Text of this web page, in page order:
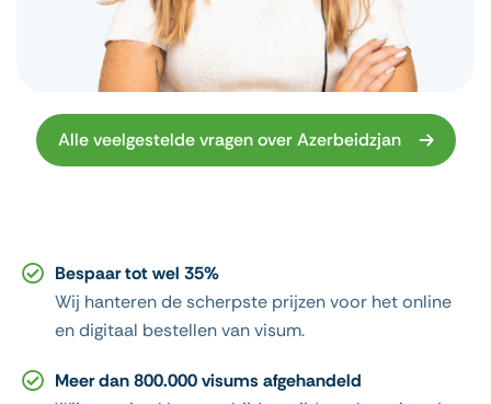
Alle veelgestelde vragen over Azerbeidzjan
Bespaar tot wel 35%
Wij hanteren de scherpste prijzen voor het online
en digitaal bestellen van visum.
Meer dan 800.000 visums afgehandeld